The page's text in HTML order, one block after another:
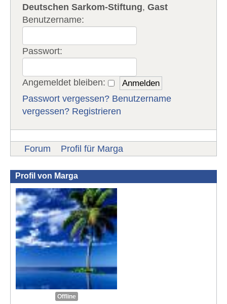
Deutschen Sarkom-Stiftung,Gast
Benutzername:
Passwort:
Angemeldet bleiben:
Passwort vergessen? Benutzername
vergessen? Registrieren
Forum Profil für Marga
Profil von Marga
Offline